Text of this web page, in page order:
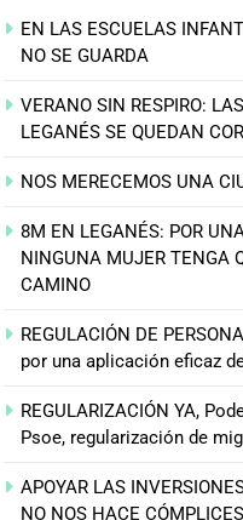
EN LAS ESCUELAS
NO SE GUARDA
VERANO SIN RESPIRO:
LEGANÉS SE QUEDAN
NOS MERECEMOS UNA
8M EN LEGANÉS: POR
NINGUNA MUJER TENGA
CAMINO
REGULACIÓN DE
por una aplicación eficaz
REGULARIZACIÓN YA,
Psoe, regularización de
APOYAR LAS
NO NOS HACE